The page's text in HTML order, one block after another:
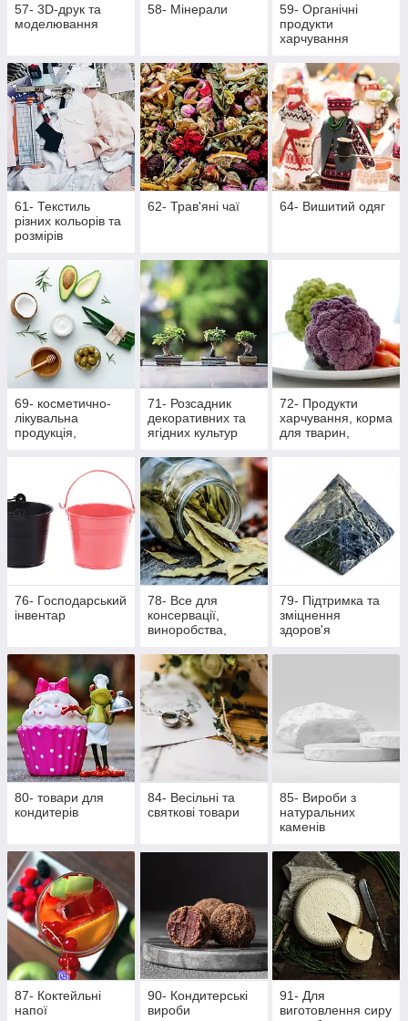
57- 3D-друк та
моделювання
58- Мінерали
59- Органічні
продукти
харчування
61- Текстиль
різних кольорів та
розмірів
62- Трав'яні чаї 64- Вишитий одяг
69- косметично-
лікувальна
продукція,
71- Розсадник
декоративних та
ягідних культур
72- Продукти
харчування, корма
для тварин,
76- Господарський
інвентар
78- Все для
консервації,
виноробства,
79- Підтримка та
зміцнення
здоров'я
80- товари для
кондитерів
84- Весільні та
святкові товари
85- Вироби з
натуральних
каменів
87- Коктейльні
напої
90- Кондитерські
вироби
91- Для
виготовлення сиру